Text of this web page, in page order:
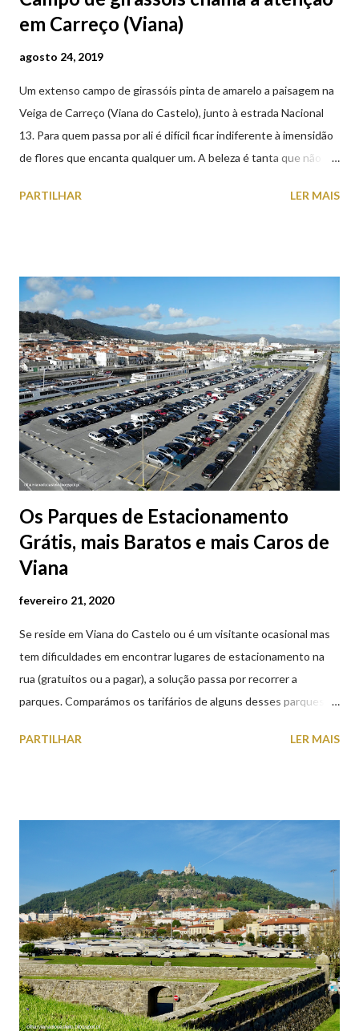
em Carreço (Viana)
agosto 24, 2019
Um extenso campo de girassóis pinta de amarelo a paisagem na
Veiga de Carreço (Viana do Castelo), junto à estrada Nacional
13. Para quem passa por ali é difícil ficar indiferente à imensidão
de flores que encanta qualquer um. A beleza é tanta que não
aproveite a paisagem como cenário para tirar algumas
PARTILHAR LER MAIS
Os Parques de Estacionamento
Grátis, mais Baratos e mais Caros de
Viana
fevereiro 21, 2020
Se reside em Viana do Castelo ou é um visitante ocasional mas
tem dificuldades em encontrar lugares de estacionamento na
rua (gratuitos ou a pagar), a solução passa por recorrer a
parques. Comparámos os tarifários de alguns desses parques de
subterrâneos) perto do centro da cidade (entenda-se por
subterrâneos. O Parque da Estação Viana Shopping é grátis de
2ª a 5ª feira a partir das 20:00 (DIAS ÚTEIS)
PARTILHAR LER MAIS